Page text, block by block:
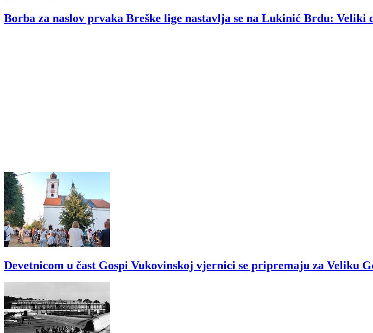
Borba za naslov prvaka Breške lige nastavlja se na Lukinić Brdu: Veliki
Devetnicom u čast Gospi Vukovinskoj vjernici se pripremaju za Veliku